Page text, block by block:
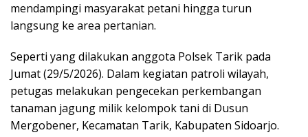
mendampingi masyarakat petani hingga turun
langsung ke area pertanian.
Seperti yang dilakukan anggota Polsek Tarik pada
Jumat (29/5/2026). Dalam kegiatan patroli wilayah,
petugas melakukan pengecekan perkembangan
tanaman jagung milik kelompok tani di Dusun
Mergobener, Kecamatan Tarik, Kabupaten Sidoarjo.